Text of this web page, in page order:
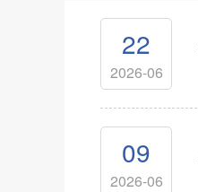
22
2026-06
09
2026-06